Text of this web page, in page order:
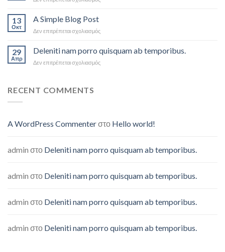
with
Gallery
13
Οκτ
A Simple Blog Post
Δεν επιτρέπεται σχολιασμόςστο
Simple
Blog
Post
29
Απρ
Deleniti nam porro quisquam ab temporibus.
Δεν επιτρέπεται σχολιασμόςστο
RECENT COMMENTS
A WordPress Commenterστο Hello world!
admin στο Deleniti nam porro quisquam ab temporibus.
admin στο Deleniti nam porro quisquam ab temporibus.
admin στο Deleniti nam porro quisquam ab temporibus.
admin στο Deleniti nam porro quisquam ab temporibus.